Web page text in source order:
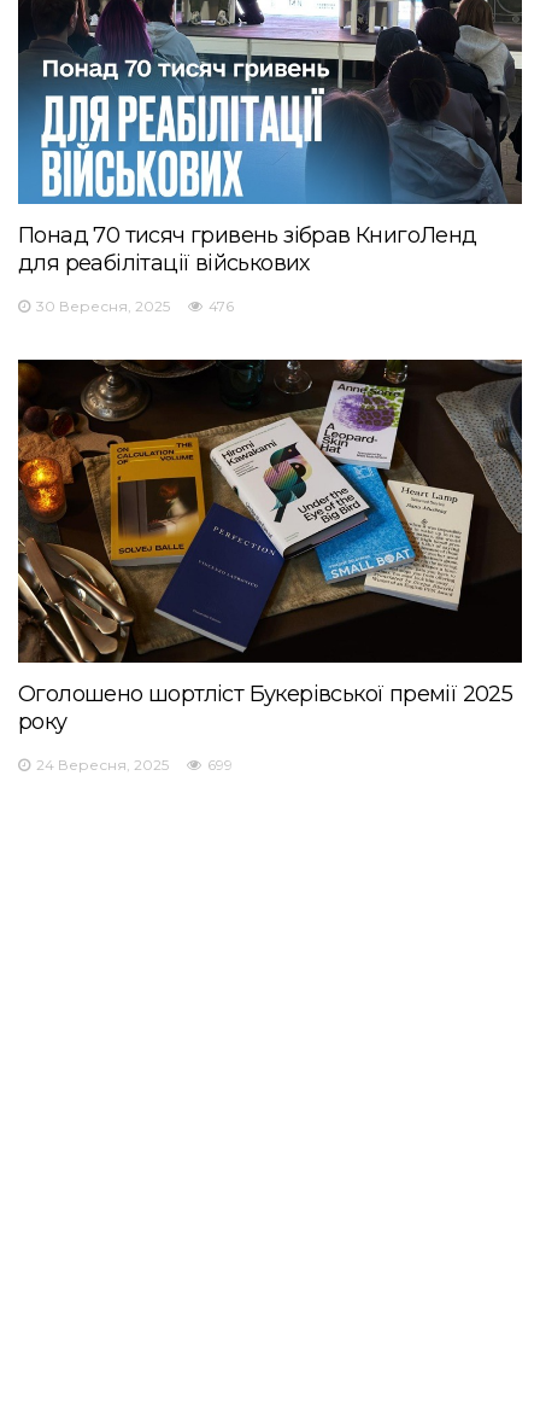
Понад 70 тисяч гривень зібрав КнигоЛенд
для реабілітації військових
30 Вересня, 2025 476
Оголошено шортліст Букерівської премії 2025
року
24 Вересня, 2025 699